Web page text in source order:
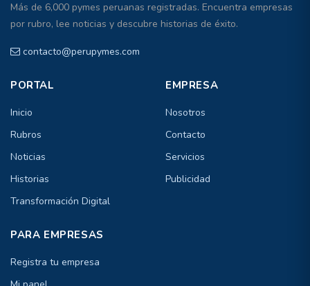
Más de 6,000 pymes peruanas registradas. Encuentra empresas
por rubro, lee noticias y descubre historias de éxito.
contacto@perupymes.com
PORTAL
Inicio
Rubros
Noticias
Historias
Transformación Digital
EMPRESA
Nosotros
Contacto
Servicios
Publicidad
PARA EMPRESAS
Registra tu empresa